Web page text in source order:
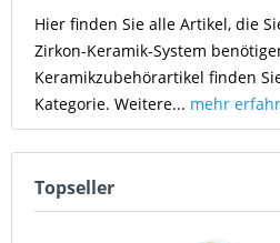
Hier finden Sie alle Artikel, die
Zirkon-Keramik-System
Keramikzubehörartikel finden
Kategorie. Weitere... mehr
Topseller